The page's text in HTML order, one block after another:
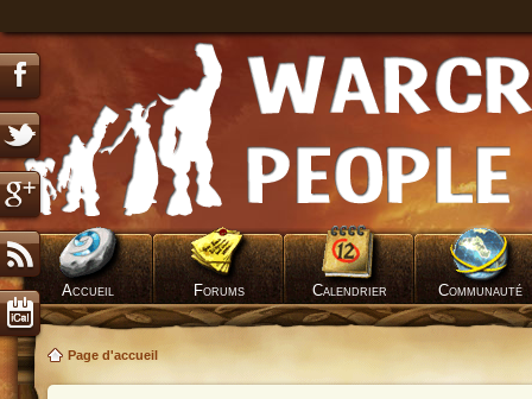
Accueil Forums Calendrier Communauté
Page d'accueil